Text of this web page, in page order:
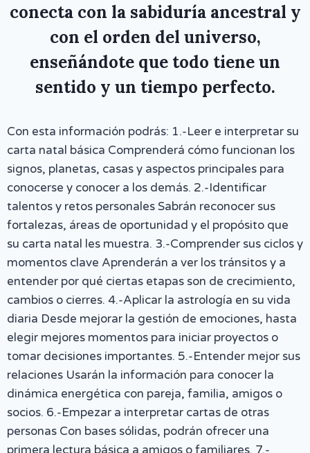
conecta con la sabiduría ancestral y
con el orden del universo,
enseñándote que todo tiene un
sentido y un tiempo perfecto.
Con esta información podrás: 1.-Leer e interpretar su
carta natal básica Comprenderá cómo funcionan los
signos, planetas, casas y aspectos principales para
conocerse y conocer a los demás. 2.-Identificar
talentos y retos personales Sabrán reconocer sus
fortalezas, áreas de oportunidad y el propósito que
su carta natal les muestra. 3.-Comprender sus ciclos y
momentos clave Aprenderán a ver los tránsitos y a
entender por qué ciertas etapas son de crecimiento,
cambios o cierres. 4.-Aplicar la astrología en su vida
diaria Desde mejorar la gestión de emociones, hasta
elegir mejores momentos para iniciar proyectos o
tomar decisiones importantes. 5.-Entender mejor sus
relaciones Usarán la información para conocer la
dinámica energética con pareja, familia, amigos o
socios. 6.-Empezar a interpretar cartas de otras
personas Con bases sólidas, podrán ofrecer una
primera lectura básica a amigos o familiares. 7.-